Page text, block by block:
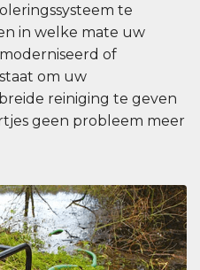
te
in welke mate uw
of
om uw
reiniging te geven
geen probleem meer